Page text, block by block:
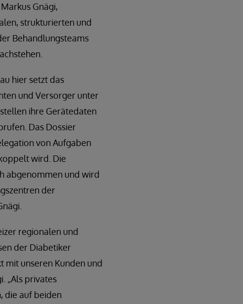
Gnägi,
strukturierten und
Behandlungsteams
hier setzt das
und Versorger unter
ihre Gerätedaten
Das Dossier
von Aufgaben
wird. Die
abgenommen und wird
der
regionalen und
der Diabetiker
mit unseren Kunden und
„Als privates
die auf beiden